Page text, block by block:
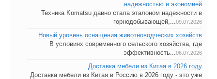
надежностью и экономией
Техника Komatsu давно стала эталоном надежности в
горнодобывающей,...09.07.2026
Новый уровень оснащения животноводческих хозяйств
В условиях современного сельского хозяйства, где
эффективность...06.07.2026
Доставка мебели из Китая в 2026 году
Доставка мебели из Китая в Россию в 2026 году - это уже